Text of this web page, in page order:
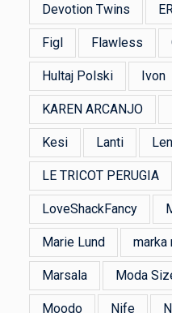
Devotion Twins
Figl Flawless
Hultaj Polski Ivon
KAREN ARCANJO
Kesi Lanti
LE TRICOT PERUGIA
LoveShackFancy
Marie Lund marka
Marsala Moda
Moodo Nife